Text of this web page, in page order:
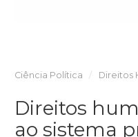
Ciência Política Direitos
Direitos
ao sistema